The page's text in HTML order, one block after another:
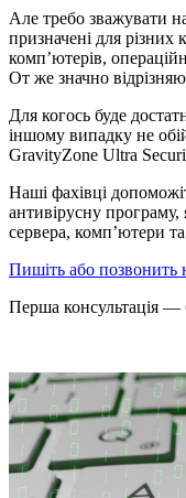
Але требо зважувати
призначені для
комп’ютерів,
От же значно
Для когось буде
іншому випадку не
GravityZone Ultra
Наші фахівці
антивірусну
сервера, комп’ютери
Пишіть або позвонить
Перша консультація —